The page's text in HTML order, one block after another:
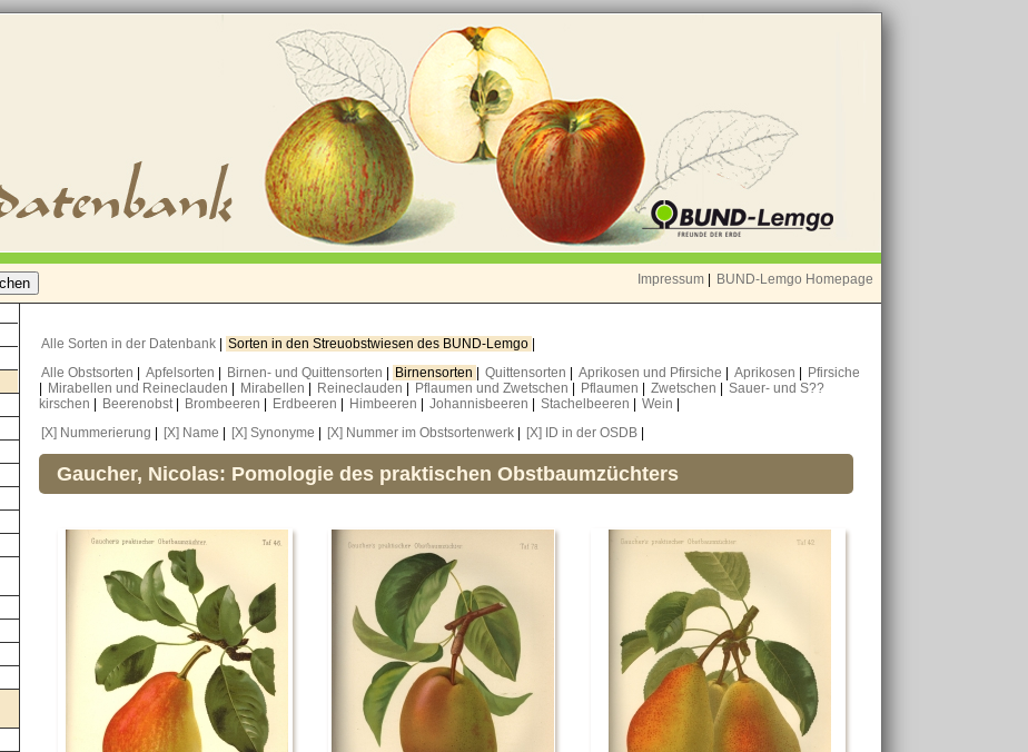
Impressum BUND-Lemgo Homepage
Alle Sorten in der Datenbank Sorten in den Streuobstwiesen des BUND-Lemgo
Alle Obstsorten
Apfelsorten Birnen- und Quittensorten Birnensorten Quittensorten Aprikosen und Pfirsiche Aprikosen
Pfirsiche
Mirabellen und Reineclauden Mirabellen Reineclauden Pflaumen und Zwetschen Pflaumen Zwetschen
Sauer- und S??
kirschen
Beerenobst Brombeeren Erdbeeren Himbeeren Johannisbeeren Stachelbeeren Wein
[X] Nummerierung
[X] Name [X] Synonyme [X] Nummer im Obstsortenwerk [X] ID in der OSDB
Gaucher, Nicolas: Pomologie des praktischen Obstbaumzüchters